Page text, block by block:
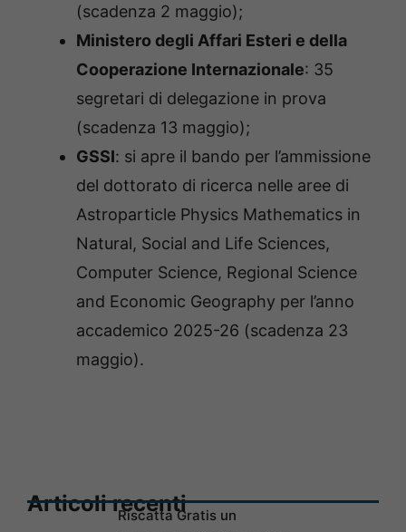
(scadenza 2 maggio);
Ministero degli Affari Esteri e della
Cooperazione Internazionale: 35
segretari di delegazione in prova
(scadenza 13 maggio);
GSSI: si apre il bando per l’ammissione
del dottorato di ricerca nelle aree di
Astroparticle Physics Mathematics in
Natural, Social and Life Sciences,
Computer Science, Regional Science
and Economic Geography per l’anno
accademico 2025-26 (scadenza 23
maggio).
Articoli recenti
Riscatta Gratis un